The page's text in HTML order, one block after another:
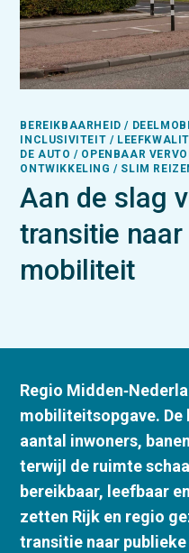
BEREIKBAARHEID /
INCLUSIVITEIT /
DE AUTO / OPENBAAR
ONTWIKKELING / SLIM
Aan de slag
transitie
mobiliteit
Regio
mobiliteitsopgave.
aantal inwoners,
terwijl de ruimte
bereikbaar, leefbaar
zetten Rijk en regio
transitie naar